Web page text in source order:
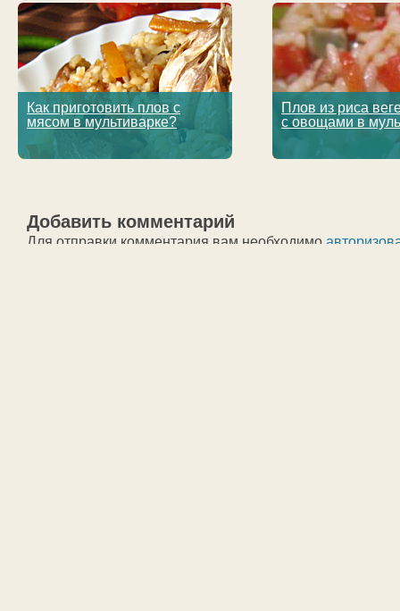
Как приготовить плов с
мясом в мультиварке?
Плов из риса
с овощами в
Добавить комментарий
Для отправки комментария вам необходимо